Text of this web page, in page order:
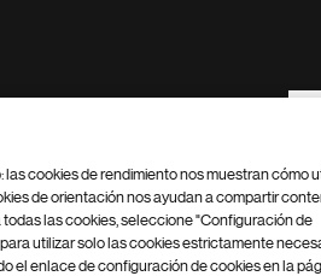
Configuración de cookies Mapa
cookies de rendimiento nos muestran cómo
de orientación nos ayudan a compartir
las cookies, seleccione "Configuración de
utilizar solo las cookies estrictamente
el enlace de configuración de cookies en la